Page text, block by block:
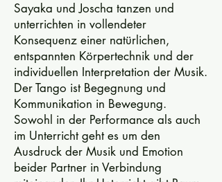
Sayaka und Joscha tanzen und
unterrichten in vollendeter
Konsequenz einer natürlichen,
entspannten Körpertechnik und der
individuellen Interpretation der Musik.
Der Tango ist Begegnung und
Kommunikation in Bewegung.
Sowohl in der Performance als auch
im Unterricht geht es um den
Ausdruck der Musik und Emotion
beider Partner in Verbindung